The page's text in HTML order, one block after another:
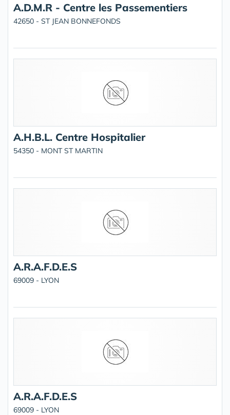
A.D.M.R - Centre les Passementiers
42650 - ST JEAN BONNEFONDS
A.H.B.L. Centre Hospitalier
54350 - MONT ST MARTIN
A.R.A.F.D.E.S
69009 - LYON
A.R.A.F.D.E.S
69009 - LYON